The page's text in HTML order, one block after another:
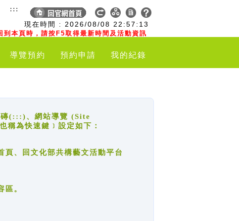
現在時間 : 2026/08/08 22:57:13
到本頁時，請按F5取得最新時間及活動資訊
:::
導覽預約 預約申請 我的紀錄
磚(:::)、網站導覽 (Site
為快速鍵﹞設定如下：
、回文化部共構藝文活動平台
。